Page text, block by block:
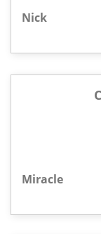
Nick
Miracle